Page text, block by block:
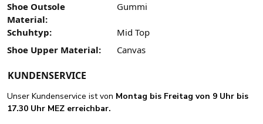
Shoe Outsole
Material:
Gummi
Schuhtyp:
Mid Top
Shoe Upper Material:
Canvas
KUNDENSERVICE
Unser Kundenservice ist von Montag bis Freitag von 9 Uhr bis
17.30 Uhr MEZ erreichbar.